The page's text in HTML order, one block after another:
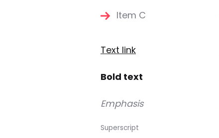
Item C
Text link
Bold text
Emphasis
Superscript